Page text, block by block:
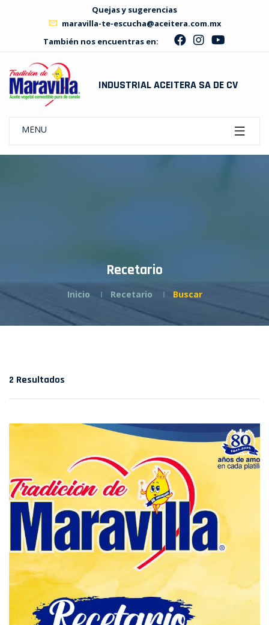
Quejas y sugerencias
maravilla-te-escucha@aceitera.com.mx
También nos encuentras en:
INDUSTRIAL ACEITERA SA DE CV
MENU
Recetario
Inicio Recetario Buscar
2 Resultados